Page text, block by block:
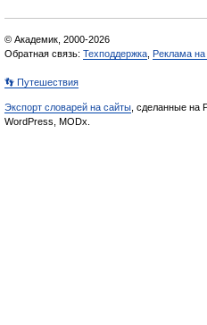
© Академик, 2000-2026
Обратная связь: Техподдержка Реклама на
👣 Путешествия
Экспорт словарей на сайты , сделанные на
WordPress, MODx.